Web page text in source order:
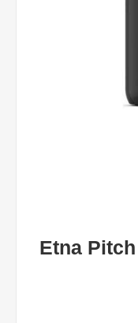
כוס תרמית 300 מ"ל Etna Pitch